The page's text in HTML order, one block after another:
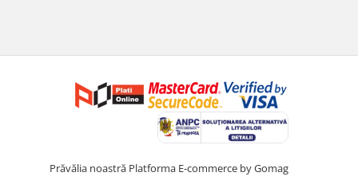
Prăvălia noastră Platforma E-commerce by Gomag